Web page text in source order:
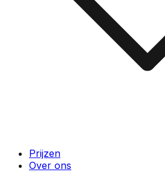
Prijzen
Over ons